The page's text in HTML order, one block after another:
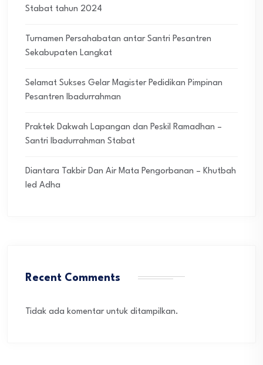
Stabat tahun 2024
Turnamen Persahabatan antar Santri Pesantren
Sekabupaten Langkat
Selamat Sukses Gelar Magister Pedidikan Pimpinan
Pesantren Ibadurrahman
Praktek Dakwah Lapangan dan Peskil Ramadhan –
Santri Ibadurrahman Stabat
Diantara Takbir Dan Air Mata Pengorbanan – Khutbah
Ied Adha
Recent Comments
Tidak ada komentar untuk ditampilkan.